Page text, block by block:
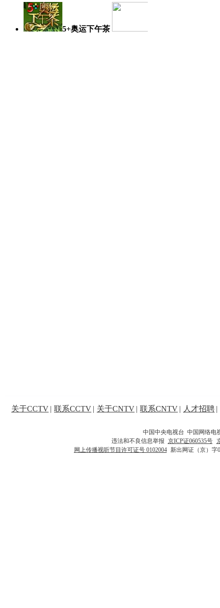
5+奥运下午茶
关于CCTV | 联系CCTV | 关于CNTV | 联系CNTV | 人才招聘 |
中国中央电视台 中国网络电
违法和不良信息举报 京ICP证060535号
网上传播视听节目许可证号 0102004 新出网证（京）